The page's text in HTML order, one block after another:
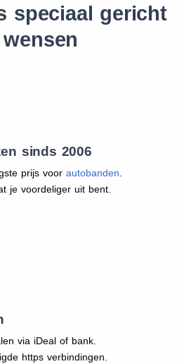
speciaal gericht
sinds 2006
prijs voor autobanden
je voordeliger uit bent.
via iDeal of bank.
https verbindingen.